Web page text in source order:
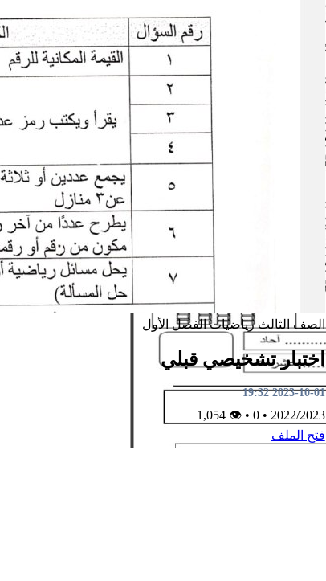
الصف الثالث رياضيات الفصل الأول
اختبار تشخيصي قبلي
2023-10-01 19:32
2022/2023
•
0
•
👁 1,054
فتح الملف